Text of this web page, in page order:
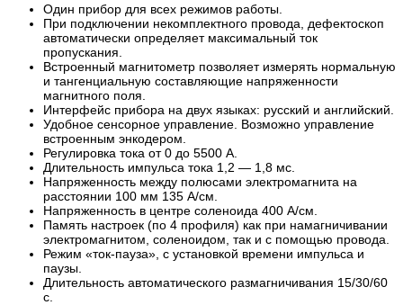
Один прибор для всех режимов работы.
При подключении некомплектного провода, дефектоскоп
автоматически определяет максимальный ток
пропускания.
Встроенный магнитометр позволяет измерять нормальную
и тангенциальную составляющие напряженности
магнитного поля.
Интерфейс прибора на двух языках: русский и английский.
Удобное сенсорное управление. Возможно управление
встроенным энкодером.
Регулировка тока от 0 до 5500 А.
Длительность импульса тока 1,2 — 1,8 мс.
Напряженность между полюсами электромагнита на
расстоянии 100 мм 135 А/см.
Напряженность в центре соленоида 400 А/см.
Память настроек (по 4 профиля) как при намагничивании
электромагнитом, соленоидом, так и с помощью провода.
Режим «ток-пауза», с установкой времени импульса и
паузы.
Длительность автоматического размагничивания 15/30/60
с.